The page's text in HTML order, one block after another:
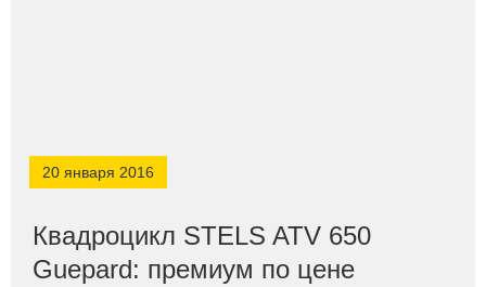
20 января 2016
Квадроцикл STELS ATV 650
Guepard: премиум по цене